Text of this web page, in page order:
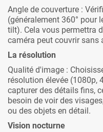
Angle de couverture :
(généralement 360° pour
tilt). Cela vous permettra
caméra peut couvrir sans
La résolution
Qualité d'image :
résolution élevée (1080p,
capturer des détails fins,
besoin de voir des
ou des objets en détail.
Vision nocturne